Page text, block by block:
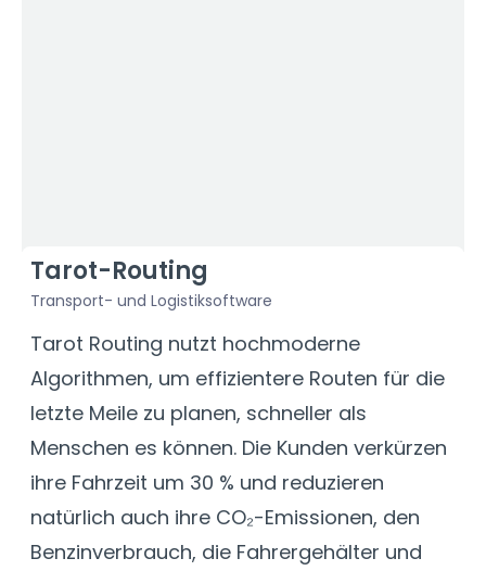
Tarot-Routing
Transport- und Logistiksoftware
Tarot Routing nutzt hochmoderne
Algorithmen, um effizientere Routen für die
letzte Meile zu planen, schneller als
Menschen es können. Die Kunden verkürzen
ihre Fahrzeit um 30 % und reduzieren
natürlich auch ihre CO₂-Emissionen, den
Benzinverbrauch, die Fahrergehälter und